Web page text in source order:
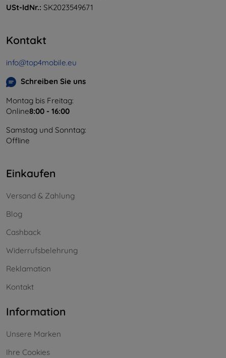
USt-IdNr.: SK2023549671
Kontakt
info@top4mobile.eu
Schreiben Sie uns
Montag bis Freitag:
Online8:00 - 16:00
Samstag und Sonntag:
Offline
Einkaufen
Versand & Zahlung
Blog
Cashback
Widerrufsbelehrung
Reklamation
Kontakt
Information
Unsere Marken
Ihre Cookies